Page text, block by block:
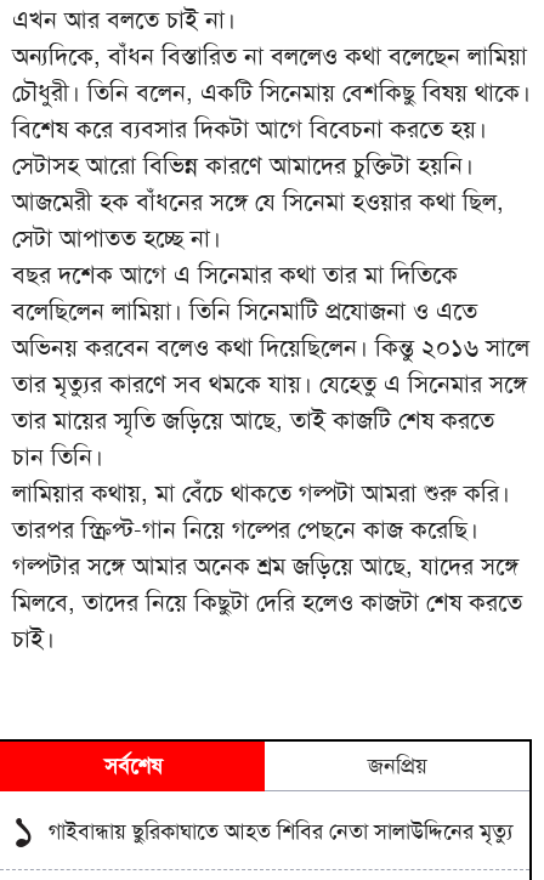
এখন আর বলতে চাই না।
অন্যদিকে, বাঁধন বিস্তারিত না বললেও কথা বলেছেন লামিয়া
চৌধুরী। তিনি বলেন, একটি সিনেমায় বেশকিছু বিষয় থাকে।
বিশেষ করে ব্যবসার দিকটা আগে বিবেচনা করতে হয়।
সেটাসহ আরো বিভিন্ন কারণে আমাদের চুক্তিটা হয়নি।
আজমেরী হক বাঁধনের সঙ্গে যে সিনেমা হওয়ার কথা ছিল,
সেটা আপাতত হচ্ছে না।
বছর দশেক আগে এ সিনেমার কথা তার মা দিতিকে
বলেছিলেন লামিয়া। তিনি সিনেমাটি প্রযোজনা ও এতে
অভিনয় করবেন বলেও কথা দিয়েছিলেন। কিন্তু ২০১৬ সালে
তার মৃত্যুর কারণে সব থমকে যায়। যেহেতু এ সিনেমার সঙ্গে
তার মায়ের স্মৃতি জড়িয়ে আছে, তাই কাজটি শেষ করতে
চান তিনি।
লামিয়ার কথায়, মা বেঁচে থাকতে গল্পটা আমরা শুরু করি।
তারপর স্ক্রিপ্ট-গান নিয়ে গল্পের পেছনে কাজ করেছি।
গল্পটার সঙ্গে আমার অনেক শ্রম জড়িয়ে আছে, যাদের সঙ্গে
মিলবে, তাদের নিয়ে কিছুটা দেরি হলেও কাজটা শেষ করতে
চাই।
সর্বশেষ জনপ্রিয়
১ গাইবান্ধায় ছুরিকাঘাতে আহত শিবির নেতা সালাউদ্দিনের মৃত্যু